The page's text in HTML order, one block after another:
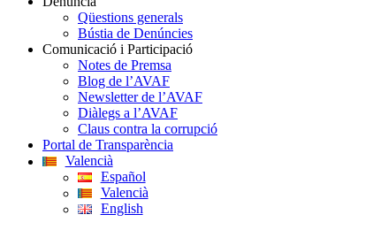
Qüestions generals
Bústia de Denúncies
Comunicació i Participació
Notes de Premsa
Blog de l’AVAF
Newsletter de l’AVAF
Diàlegs a l’AVAF
Claus contra la corrupció
Portal de Transparència
Valencià
Español
Valencià
English